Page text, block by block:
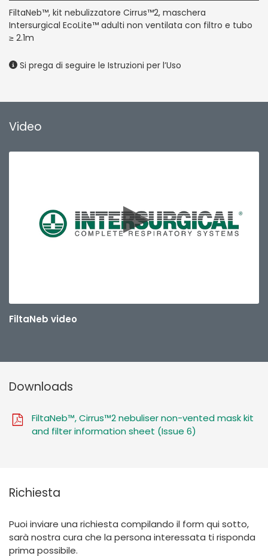
FiltaNeb™, kit nebulizzatore Cirrus™2, maschera
Intersurgical EcoLite™ adulti non ventilata con filtro e tubo
≥ 2.1m
Si prega di seguire le Istruzioni per l’Uso
Video
FiltaNeb video
Downloads
FiltaNeb™, Cirrus™2 nebuliser non-vented mask kit
and filter information sheet (Issue 6)
Richiesta
Puoi inviare una richiesta compilando il form qui sotto,
sarà nostra cura che la persona interessata ti risponda
prima possibile.